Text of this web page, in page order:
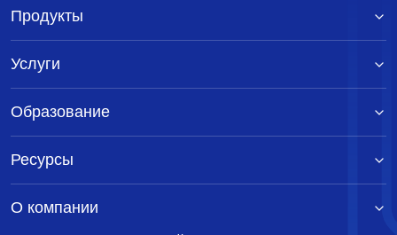
Re: pg_group_name_index corrupt?
Hacker <scrappy@hub.org> 4 мая 2000 г. в
15:40:59
Re: pg_group_name_index corrupt? The Hermit
Hacker <scrappy@hub.org>
4 мая 2000 г. в 12:01:56
Re: pg_group_name_index corrupt? Tom Lane
<tgl@sss.pgh.pa.us>
Re: pg_group_name_index corrupt? The Hermit
Hacker <scrappy@hub.org>
Продукты
Услуги
Образование
Ресурсы
О компании